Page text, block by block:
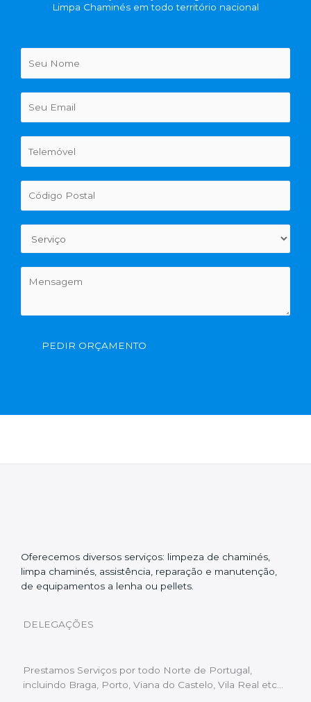
Limpa Chaminés em todo território nacional
PEDIR ORÇAMENTO
Oferecemos diversos serviços: limpeza de chaminés,
limpa chaminés, assistência, reparação e manutenção,
de equipamentos a lenha ou pellets.
DELEGAÇÕES
Prestamos Serviços por todo Norte de Portugal,
incluindo Braga, Porto, Viana do Castelo, Vila Real etc…